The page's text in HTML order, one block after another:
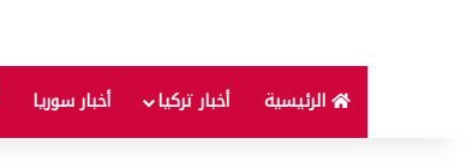
الرئيسية أخبار تركيا أخبار سوريا